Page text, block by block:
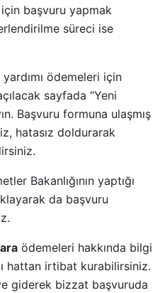
başvuru yapmak
süreci ise
ödemeleri için
sayfada “Yeni
Başvuru formuna ulaşmış
hatasız doldurarak
Bakanlığının yaptığı
da başvuru
ödemeleri hakkında bilgi
hattan irtibat kurabilirsiniz.
giderek bizzat başvuruda